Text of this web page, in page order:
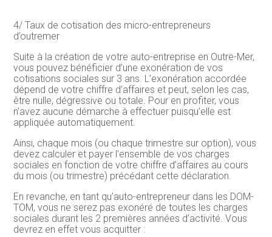
4/ Taux de cotisation des micro-entrepreneurs
d’outremer
Suite à la création de votre auto-entreprise en Outre-Mer,
vous pouvez bénéficier d’une exonération de vos
cotisations sociales sur 3 ans. L’exonération accordée
dépend de votre chiffre d’affaires et peut, selon les cas,
être nulle, dégressive ou totale. Pour en profiter, vous
n’avez aucune démarche à effectuer puisqu’elle est
appliquée automatiquement.
Ainsi, chaque mois (ou chaque trimestre sur option), vous
devez calculer et payer l’ensemble de vos charges
sociales en fonction de votre chiffre d’affaires au cours
du mois (ou trimestre) précédant cette déclaration.
En revanche, en tant qu’auto-entrepreneur dans les DOM-
TOM, vous ne serez pas exonéré de toutes les charges
sociales durant les 2 premières années d’activité. Vous
devrez en effet vous acquitter :